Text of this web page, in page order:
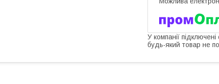
У компанії
будь-який товар не